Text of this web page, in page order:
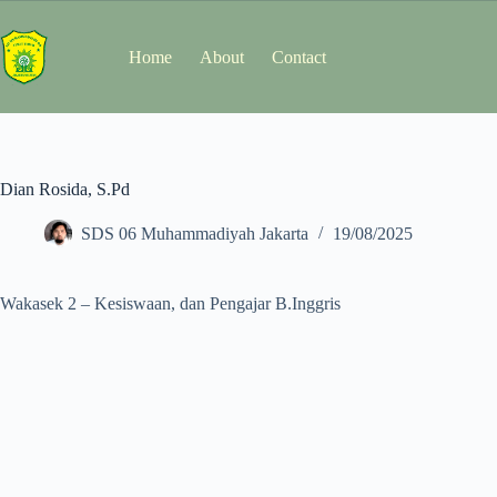
Home About Contact
Dian Rosida, S.Pd
SDS 06 Muhammadiyah Jakarta 19/08/2025
Wakasek 2 – Kesiswaan, dan Pengajar B.Inggris